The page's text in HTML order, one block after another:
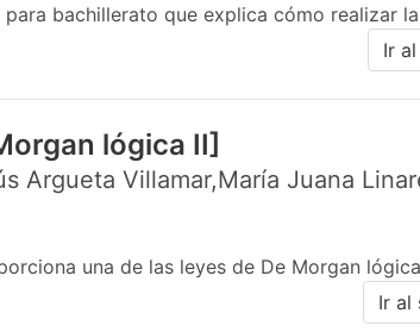
bachillerato que explica cómo realizar
Ir
lógica II]
Argueta Villamar,María Juana
una de las leyes de De Morgan
Ir al